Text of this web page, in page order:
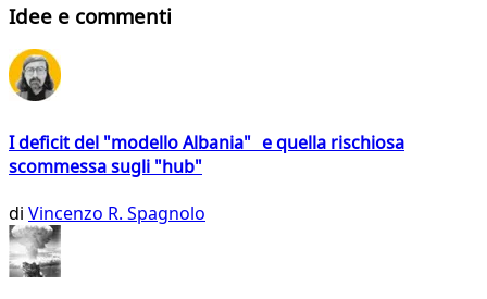
Idee e commenti
I deficit del "modello Albania" e quella rischiosa
scommessa sugli "hub"
di Vincenzo R. Spagnolo